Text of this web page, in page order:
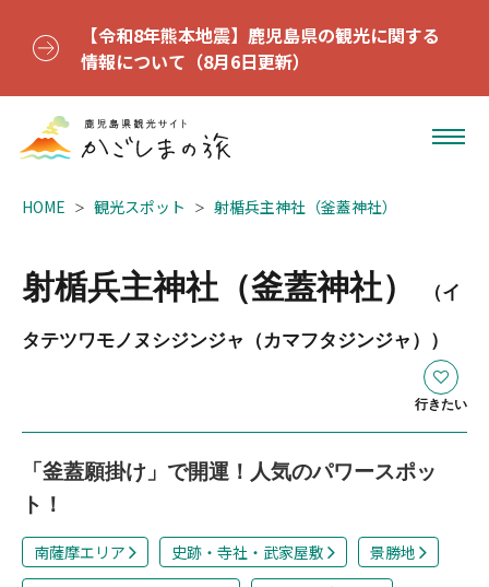
【令和8年熊本地震】鹿児島県の観光に関する
情報について（8月6日更新）
HOME 観光スポット 射楯兵主神社（釜蓋神社）
射楯兵主神社（釜蓋神社） （イ
タテツワモノヌシジンジャ（カマフタジンジャ））
行きたい
「釜蓋願掛け」で開運！人気のパワースポッ
ト！
南薩摩エリア 史跡・寺社・武家屋敷
景勝地